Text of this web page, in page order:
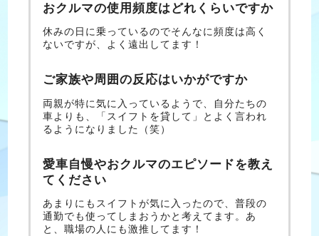
おクルマの使用頻度はどれくらいですか
休みの日に乗っているのでそんなに頻度は高く
ないですが、よく遠出してます！
ご家族や周囲の反応はいかがですか
両親が特に気に入っているようで、自分たちの
車よりも、「スイフトを貸して」とよく言われ
るようになりました（笑）
愛車自慢やおクルマのエピソードを教え
てください
あまりにもスイフトが気に入ったので、普段の
通勤でも使ってしまおうかと考えてます。あ
と、職場の人にも激推してます！